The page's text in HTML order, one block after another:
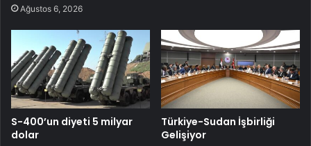
Ağustos 6, 2026
S-400’un diyeti 5 milyar
dolar
Türkiye-Sudan İşbirliği
Gelişiyor